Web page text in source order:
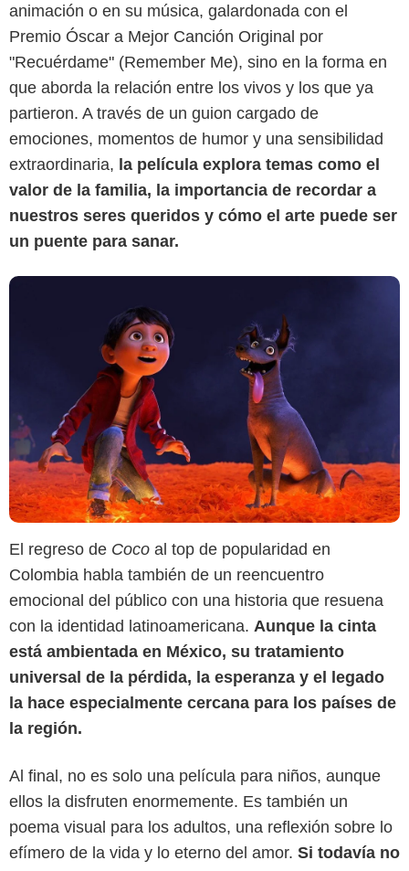
animación o en su música, galardonada con el
Premio Óscar a Mejor Canción Original por
"Recuérdame" (Remember Me), sino en la forma en
que aborda la relación entre los vivos y los que ya
partieron. A través de un guion cargado de
emociones, momentos de humor y una sensibilidad
extraordinaria, la película explora temas como el
valor de la familia, la importancia de recordar a
nuestros seres queridos y cómo el arte puede ser
un puente para sanar.
Disney+
El regreso de Coco al top de popularidad en
Colombia habla también de un reencuentro
emocional del público con una historia que resuena
con la identidad latinoamericana. Aunque la cinta
está ambientada en México, su tratamiento
universal de la pérdida, la esperanza y el legado
la hace especialmente cercana para los países de
la región.
Al final, no es solo una película para niños, aunque
ellos la disfruten enormemente. Es también un
poema visual para los adultos, una reflexión sobre lo
efímero de la vida y lo eterno del amor. Si todavía no